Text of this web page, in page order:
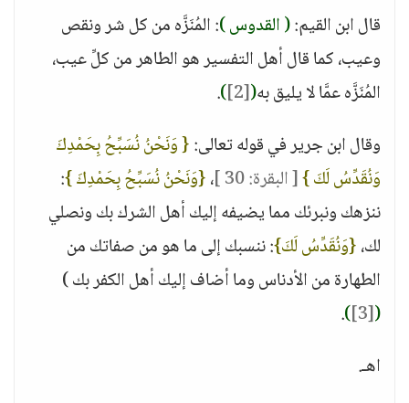
قال ابن القيم:( القدوس ): المُنَزَّه من كل شر ونقص
وعيب، كما قال أهل التفسير هو الطاهر من كلِّ عيب،
المُنَزَّه عمَّا لا يليق به(
[2]
)
.
وقال ابن جرير في قوله تعالى:{ وَنَحْنُ نُسَبِّحُ بِحَمْدِكَ
وَنُقَدِّسُ لَكَ }[ البقرة: 30 ] ،{وَنَحْنُ نُسَبِّحُ بِحَمْدِكَ }:
ننزهك ونبرئك مما يضيفه إليك أهل الشرك بك ونصلي
لك،{وَنُقَدِّسُ لَكَ}: ننسبك إلى ما هو من صفاتك من
الطهارة من الأدناس وما أضاف إليك أهل الكفر بك )
(
[3]
)
.
اهـ.